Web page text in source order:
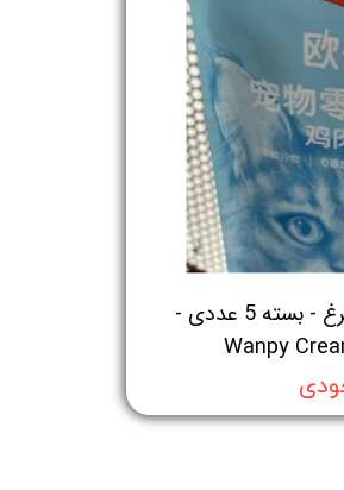
بستنی گربه ونپی با طعم مرغ - بسته 5 عددی -
Wanpy